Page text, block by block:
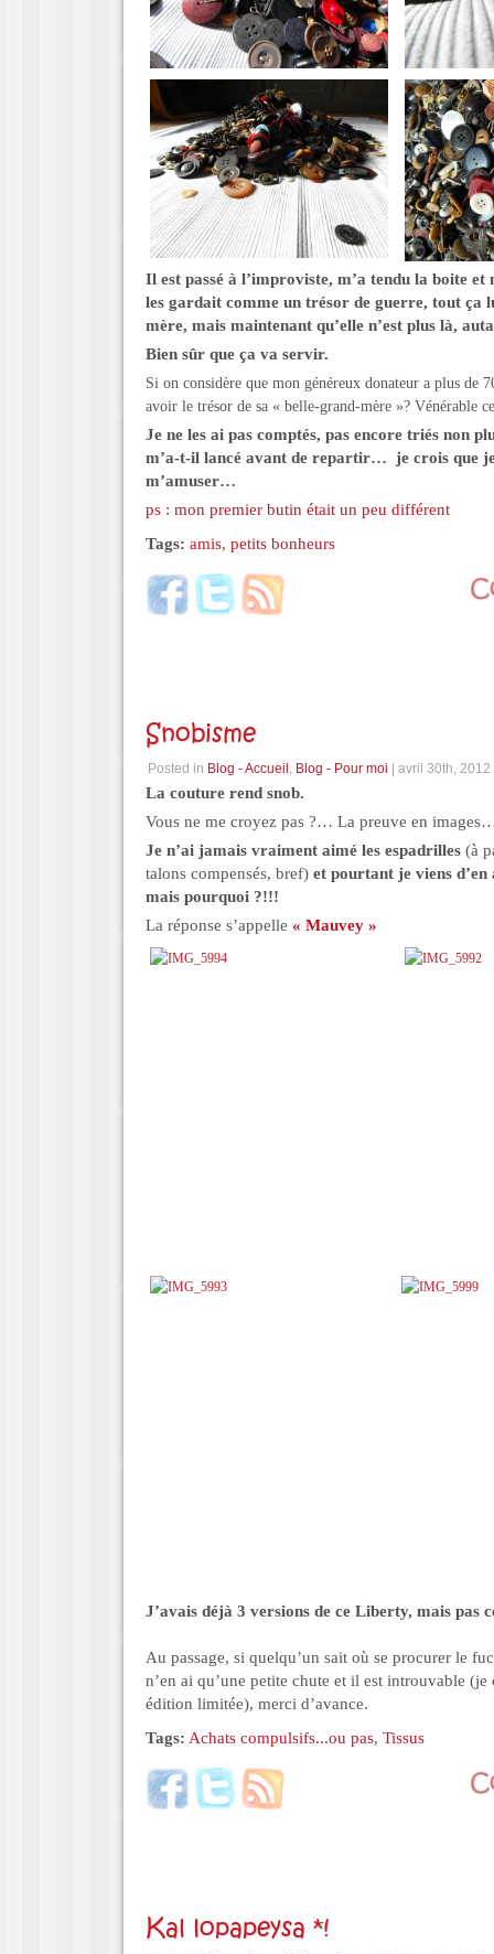
Il est passé à l’improviste, m’a tendu la boite
les gardait comme un trésor de guerre, tout ça
mère, mais maintenant qu’elle n’est plus là,
Bien sûr que ça va servir.
Si on considère que mon généreux donateur a plus de
avoir le trésor de sa « belle-grand-mère »? Vénérable
Je ne les ai pas comptés, pas encore triés non
m’a-t-il lancé avant de repartir… je crois que
m’amuser…
ps : mon premier butin était un peu différent
Tags: amis, petits bonheurs
Snobisme
Posted in Blog - Accueil , Blog - Pour moi | avril 30th, 2012
La couture rend snob.
Vous ne me croyez pas ?… La preuve en
Je n’ai jamais vraiment aimé les espadrilles (à
talons compensés, bref) et pourtant je viens
mais pourquoi ?!!!
La réponse s’appelle « Mauvey »
J’avais déjà 3 versions de ce Liberty, mais pas
Au passage, si quelqu’un sait où se procurer le
n’en ai qu’une petite chute et il est introuvable (je
édition limitée), merci d’avance.
Tags: Achats compulsifs...ou pas, Tissus
Kal lopapeysa *!